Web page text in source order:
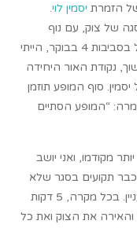
הזמרת יסמין לוי.
של צוק, עם נוף
מרהיב המשקיף לים המלח. המופע התחיל בסביבות 4 בבוקר, הייתי
נקודת האור היחידה
סוף המופע תוזמן
“המופע הסתיים
מקודמו, ואני יושב
כבר תקועים בסגר שלא
נגמר, אז לפחות שמזג האוויר יצדיק את העניין. בכל מקרה, 5 דקות
את הצוק ואת כל